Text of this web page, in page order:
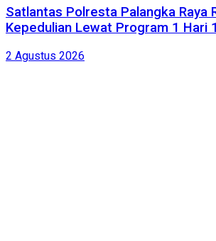
Satlantas Polresta Palangka Raya
Kepedulian Lewat Program 1 Hari
2 Agustus 2026